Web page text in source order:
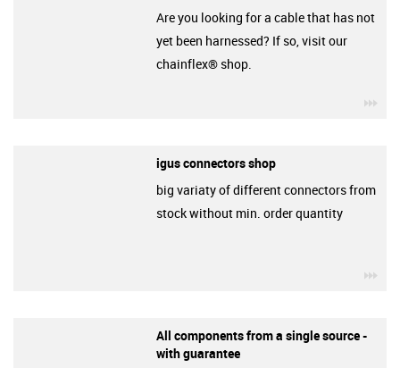
Are you looking for a cable that has not
yet been harnessed? If so, visit our
chainflex® shop.
igus connectors shop
big variaty of different connectors from
stock without min. order quantity
All components from a single source -
with guarantee